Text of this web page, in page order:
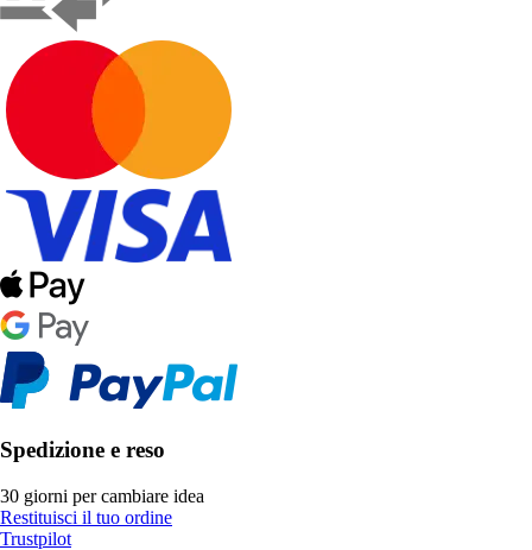
Spedizione e reso
30 giorni per cambiare idea
Restituisci il tuo ordine
Trustpilot